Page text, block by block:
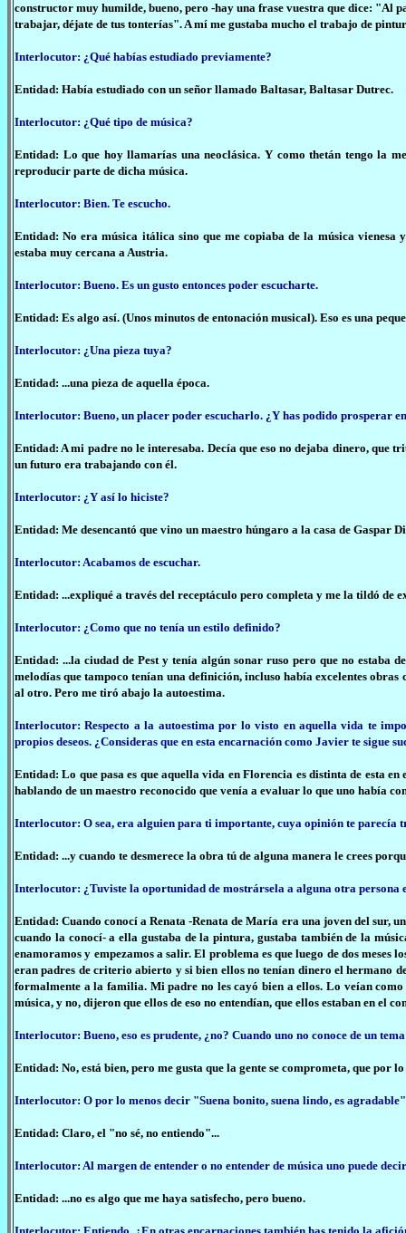
constructor muy humilde, bueno, pero -hay una frase vuestra que dice: "Al
trabajar, déjate de tus tonterías". A mí me gustaba mucho el trabajo de
Interlocutor: ¿Qué habías estudiado previamente?
Entidad: Había estudiado con un señor llamado Baltasar, Baltasar Dutrec.
Interlocutor: ¿Qué tipo de música?
Entidad: Lo que hoy llamarías una neoclásica. Y como thetán tengo la
reproducir parte de dicha música.
Interlocutor: Bien. Te escucho.
Entidad: No era música itálica sino que me copiaba de la música
estaba muy cercana a Austria.
Interlocutor: Bueno. Es un gusto entonces poder escucharte.
Entidad: Es algo así. (Unos minutos de entonación musical). Eso es una
Interlocutor: ¿Una pieza tuya?
Entidad: ...una pieza de aquella época.
Interlocutor: Bueno, un placer poder escucharlo. ¿Y has podido prosperar
Entidad: A mi padre no le interesaba. Decía que eso no dejaba dinero, que
un futuro era trabajando con él.
Interlocutor: ¿Y así lo hiciste?
Entidad: Me desencantó que vino un maestro húngaro a la casa de Gaspar
Interlocutor: Acabamos de escuchar.
Entidad: ...expliqué a través del receptáculo pero completa y me la tildó de
Interlocutor: ¿Como que no tenía un estilo definido?
Entidad: ...la ciudad de Pest y tenía algún sonar ruso pero que no estaba
melodías que tampoco tenían una definición, incluso había excelentes
al otro. Pero me tiró abajo la autoestima.
Interlocutor: Respecto a la autoestima por lo visto en aquella vida te
propios deseos. ¿Consideras que en esta encarnación como Javier te sigue
Entidad: Lo que pasa es que aquella vida en Florencia es distinta de esta
hablando de un maestro reconocido que venía a evaluar lo que uno había
Interlocutor: O sea, era alguien para ti importante, cuya opinión te parecía
Entidad: ...y cuando te desmerece la obra tú de alguna manera le crees
Interlocutor: ¿Tuviste la oportunidad de mostrársela a alguna otra persona
Entidad: Cuando conocí a Renata -Renata de María era una joven del sur,
cuando la conocí- a ella gustaba de la pintura, gustaba también de la
enamoramos y empezamos a salir. El problema es que luego de dos
eran padres de criterio abierto y si bien ellos no tenían dinero el hermano
formalmente a la familia. Mi padre no les cayó bien a ellos. Lo veían
música, y no, dijeron que ellos de eso no entendían, que ellos estaban en el
Interlocutor: Bueno, eso es prudente, ¿no? Cuando uno no conoce de un
Entidad: No, está bien, pero me gusta que la gente se comprometa, que por
Interlocutor: O por lo menos decir "Suena bonito, suena lindo, es
Entidad: Claro, el "no sé, no entiendo"...
Interlocutor: Al margen de entender o no entender de música uno puede
Entidad: ...no es algo que me haya satisfecho, pero bueno.